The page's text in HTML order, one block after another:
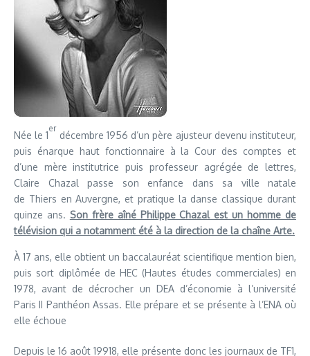
Née le 1
er
décembre 1956 d’un père ajusteur devenu instituteur,
puis énarque haut fonctionnaire à la Cour des comptes et
d’une mère institutrice puis professeur agrégée de lettres,
Claire Chazal passe son enfance dans sa ville natale
de Thiers en Auvergne, et pratique la danse classique durant
quinze ans. Son frère aîné Philippe Chazal est un homme de
télévision qui a notamment été à la direction de la chaîne Arte.
À 17 ans, elle obtient un baccalauréat scientifique mention bien,
puis sort diplômée de HEC (Hautes études commerciales) en
1978, avant de décrocher un DEA d’économie à l’université
Paris II Panthéon Assas. Elle prépare et se présente à l’ENA où
elle échoue
Depuis le 16 août 19918, elle présente donc les journaux de TF1,